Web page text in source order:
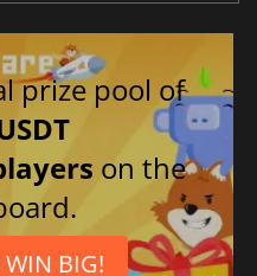
prize pool of
on the
WIN BIG!